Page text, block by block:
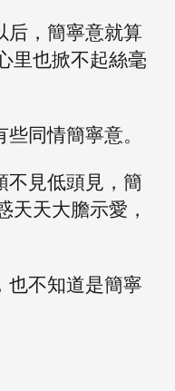
后，簡寧意就算
里也掀不起絲毫
同情簡寧意。
不見低頭見，簡
天天大膽示愛，
也不知道是簡寧